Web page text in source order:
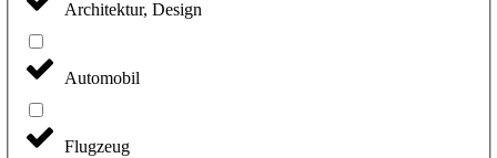
Architektur, Design
Automobil
Flugzeug